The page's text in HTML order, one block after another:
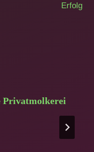
Erfolg
Privatmolkerei